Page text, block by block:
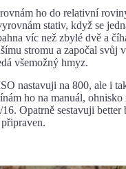
ho do relativní
stativ, když se
víc než zbylé dvě a
stromu a započal svůj
všemožný hmyz.
na 800, ale i tak
ho na manuál, ohnisko
Opatrně sestavuji better